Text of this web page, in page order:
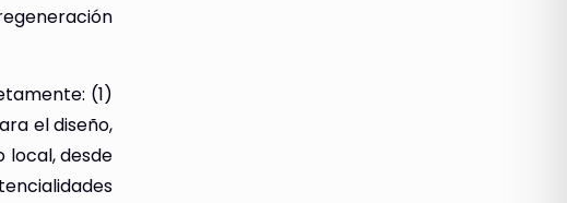
(1)
el diseño,
local, desde